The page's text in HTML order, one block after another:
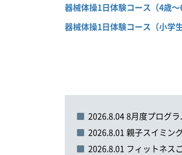
器械体操1日体験コース（4歳～
器械体操1日体験コース（小学
2026.8.04 8月度プログラ
2026.8.01 親子スイミン
2026.8.01 フィットネス